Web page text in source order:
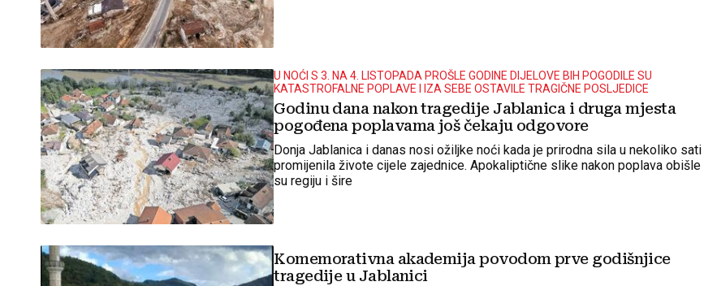
U NOĆI S 3. NA 4. LISTOPADA PROŠLE GODINE DIJELOVE BIH POGODILE SU
KATASTROFALNE POPLAVE I IZA SEBE OSTAVILE TRAGIČNE POSLJEDICE
Godinu dana nakon tragedije Jablanica i druga mjesta
pogođena poplavama još čekaju odgovore
Donja Jablanica i danas nosi ožiljke noći kada je prirodna sila u nekoliko sati
promijenila živote cijele zajednice. Apokaliptične slike nakon poplava obišle
su regiju i šire
Komemorativna akademija povodom prve godišnjice
tragedije u Jablanici